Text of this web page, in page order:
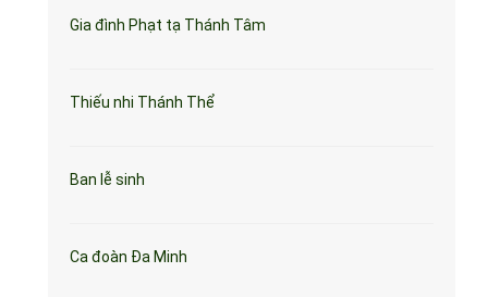
Gia đình Phạt tạ Thánh Tâm
Thiếu nhi Thánh Thể
Ban lễ sinh
Ca đoàn Đa Minh